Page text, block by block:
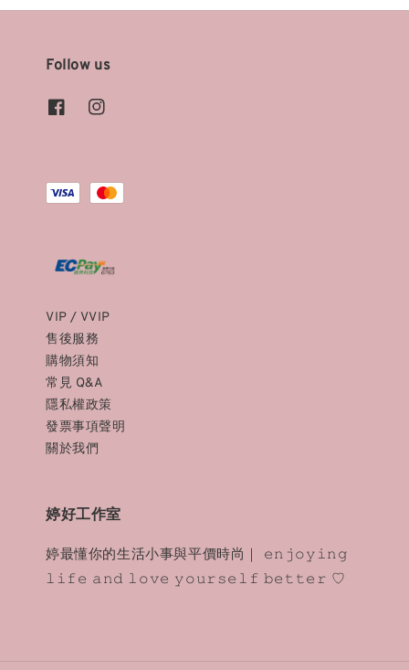
Follow us
VIP / VVIP
售後服務
購物須知
常見 Q&A
隱私權政策
發票事項聲明
關於我們
婷好工作室
婷最懂你的生活小事與平價時尚｜ 𝚎𝚗𝚓𝚘𝚢𝚒𝚗𝚐
𝚕𝚒𝚏𝚎 𝚊𝚗𝚍 𝚕𝚘𝚟𝚎 𝚢𝚘𝚞𝚛𝚜𝚎𝚕𝚏 𝚋𝚎𝚝𝚝𝚎𝚛 ♡